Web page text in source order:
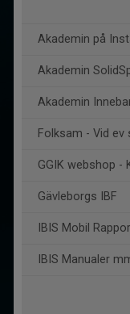
Akademin på
Akademin
Akademin
Folksam - Vid ev
GGIK webshop -
Gävleborgs IBF
IBIS Mobil
IBIS Manualer